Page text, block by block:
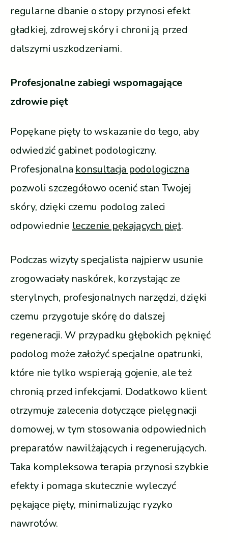
regularne dbanie o stopy przynosi efekt
gładkiej, zdrowej skóry i chroni ją przed
dalszymi uszkodzeniami.
Profesjonalne zabiegi wspomagające
zdrowie pięt
Popękane pięty to wskazanie do tego, aby
odwiedzić gabinet podologiczny.
Profesjonalna konsultacja podologiczna
pozwoli szczegółowo ocenić stan Twojej
skóry, dzięki czemu podolog zaleci
odpowiednie leczenie pękających pięt.
Podczas wizyty specjalista najpierw usunie
zrogowaciały naskórek, korzystając ze
sterylnych, profesjonalnych narzędzi, dzięki
czemu przygotuje skórę do dalszej
regeneracji. W przypadku głębokich pęknięć
podolog może założyć specjalne opatrunki,
które nie tylko wspierają gojenie, ale też
chronią przed infekcjami. Dodatkowo klient
otrzymuje zalecenia dotyczące pielęgnacji
domowej, w tym stosowania odpowiednich
preparatów nawilżających i regenerujących.
Taka kompleksowa terapia przynosi szybkie
efekty i pomaga skutecznie wyleczyć
pękające pięty, minimalizując ryzyko
nawrotów.